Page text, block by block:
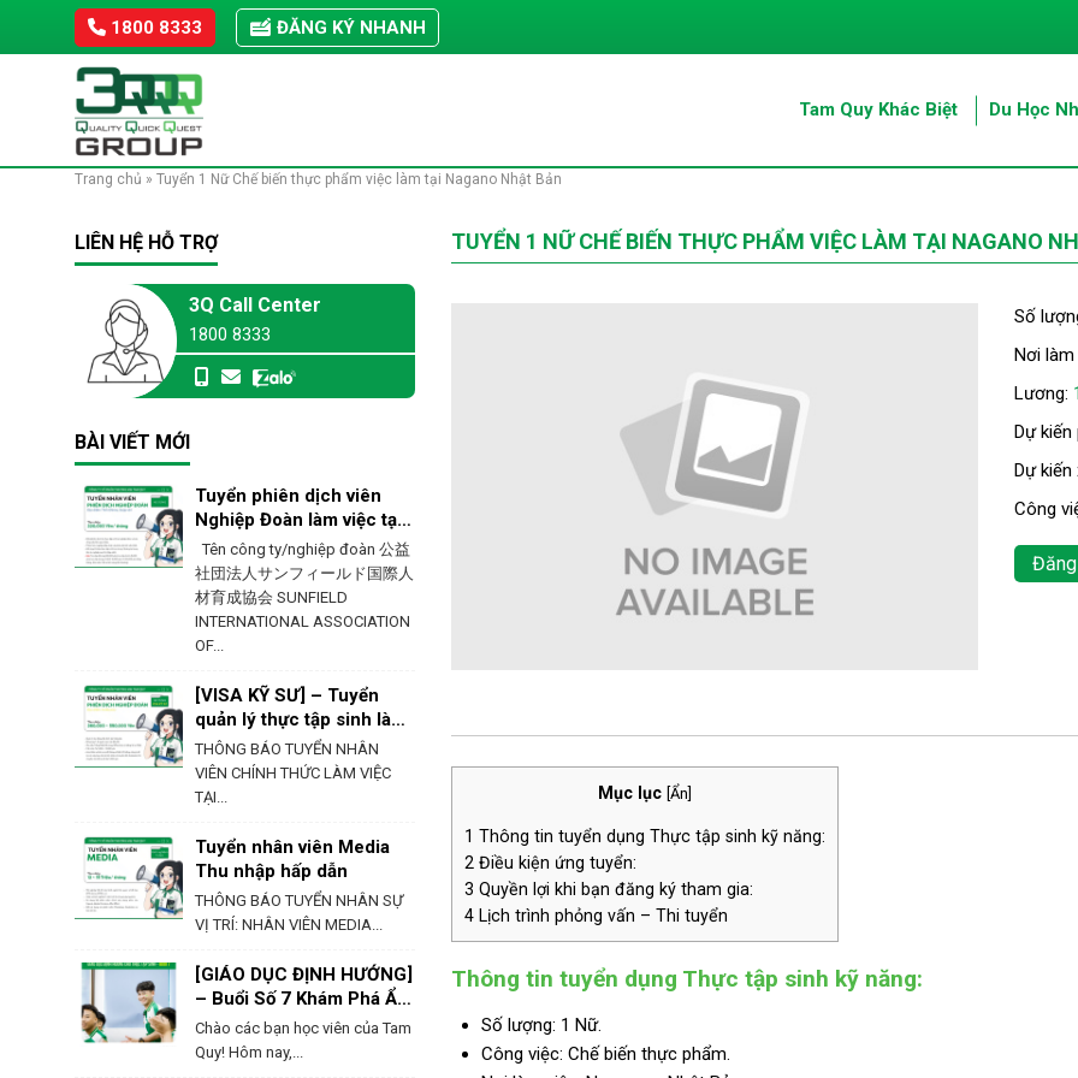
1800 8333 ĐĂNG KÝ NHANH
Tam Quy Khác Biệt Du Học
Trang chủ » Tuyển 1 Nữ Chế biến thực phẩm việc làm tại Nagano Nhật Bản
LIÊN HỆ HỖ TRỢ
3Q Call Center
1800 8333
BÀI VIẾT MỚI
Tuyển phiên dịch viên
Nghiệp Đoàn làm việc tại
Ehime – Nhật Bản
Tên công ty/nghiệp đoàn 公益
社団法人サンフィールド国際人
材育成協会 SUNFIELD
INTERNATIONAL ASSOCIATION
OF...
[VISA KỸ SƯ] – Tuyển
quản lý thực tập sinh làm
việc tại Hokkaido
THÔNG BÁO TUYỂN NHÂN
VIÊN CHÍNH THỨC LÀM VIỆC
TẠI...
Tuyển nhân viên Media
Thu nhập hấp dẫn
THÔNG BÁO TUYỂN NHÂN SỰ
VỊ TRÍ: NHÂN VIÊN MEDIA...
[GIÁO DỤC ĐỊNH HƯỚNG]
– Buổi Số 7 Khám Phá Ẩm
Thực & Phong Tục Của
Nhật Bản
Chào các bạn học viên của Tam
Quy! Hôm nay,...
TUYỂN 1 NỮ CHẾ BIẾN THỰC PHẨM VIỆC LÀM TẠI NAGANO
Số
Nơi
Lương:
Dự
Dự
Công
Mục lục Ẩn
1 Thông tin tuyển dụng Thực tập sinh kỹ năng:
2Điều kiện ứng tuyển:
3 Quyền lợi khi bạn đăng ký tham gia:
4Lịch trình phỏng vấn – Thi tuyển
Thông tin tuyển dụng Thực tập sinh kỹ năng:
Số lượng: 1 Nữ.
Công việc: Chế biến thực phẩm.